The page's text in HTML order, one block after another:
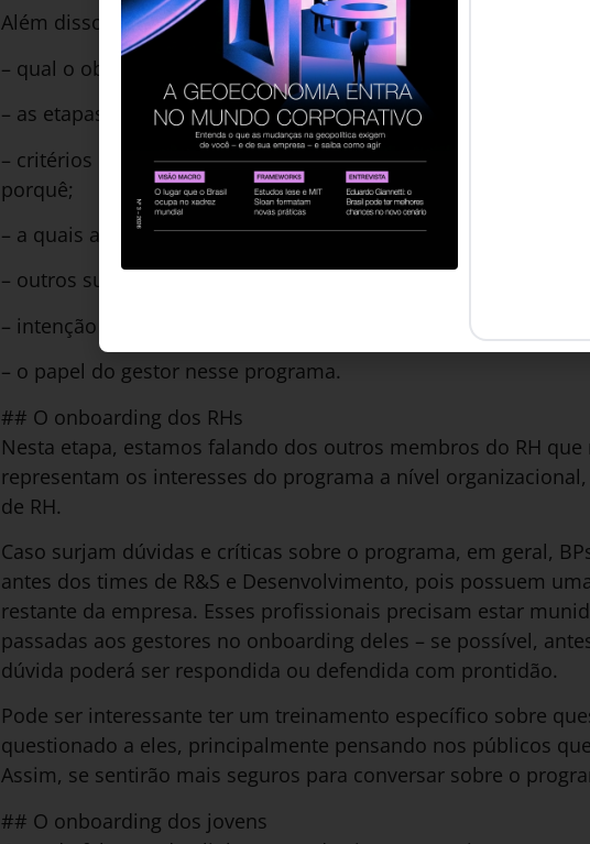
Além disso, existem informações essenciais para que o gestor
– qual o objetivo do programa;
– as etapas do processo seletivo que trouxeram o jovem até
– critérios de seleção do candidato, a razão para a escolha e
porquê;
– a quais ações de desenvolvimento o jovem terá acesso e
– outros suportes que a empresa irá oferecer e práticas
– intenção de efetivação;
– o papel do gestor nesse programa.
## O onboarding dos RHs
Nesta etapa, estamos falando dos outros membros do RH
representam os interesses do programa a nível
de RH.
Caso surjam dúvidas e críticas sobre o programa, em geral,
antes dos times de R&S e Desenvolvimento, pois possuem
restante da empresa. Esses profissionais precisam estar
passadas aos gestores no onboarding deles – se possível,
dúvida poderá ser respondida ou defendida com prontidão.
Pode ser interessante ter um treinamento específico sobre
questionado a eles, principalmente pensando nos públicos
Assim, se sentirão mais seguros para conversar sobre o
## O onboarding dos jovens